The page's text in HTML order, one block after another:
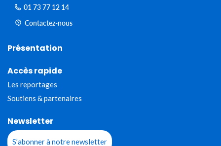
01 73 77 12 14
Contactez-nous
Présentation
Accès rapide
Les reportages
Soutiens & partenaires
Newsletter
S’abonner à notre newsletter